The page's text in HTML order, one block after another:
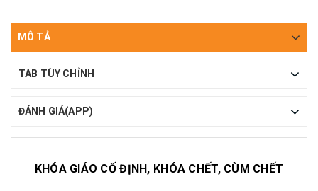
MÔ TẢ
TAB TÙY CHỈNH
ĐÁNH GIÁ(APP)
KHÓA GIÁO CỐ ĐỊNH, KHÓA CHẾT, CÙM CHẾT